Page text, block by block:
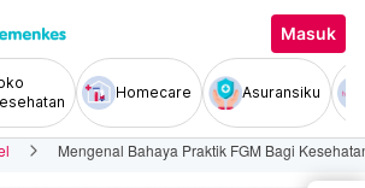
Masuk
Homecare Asuransiku
Mengenal Bahaya Praktik FGM Bagi